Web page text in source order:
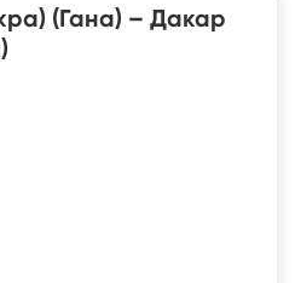
(Гана) – Дакар